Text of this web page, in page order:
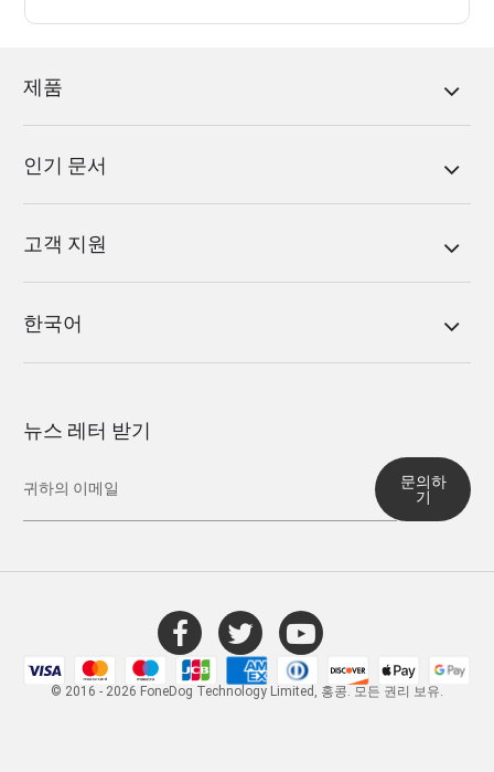
제품
인기 문서
고객 지원
한국어
뉴스 레터 받기
문의하
기
© 2016 - 2026 FoneDog Technology Limited, 홍콩. 모든 권리 보유.